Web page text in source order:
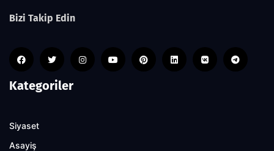
Bizi Takip Edin
Kategoriler
Siyaset
Asayiş